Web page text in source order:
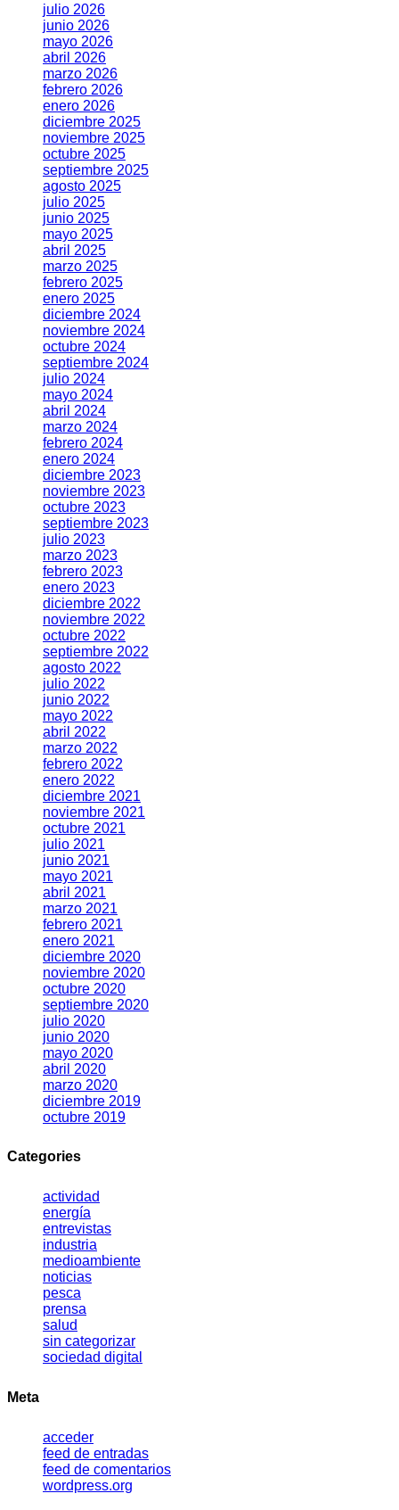
julio 2026
junio 2026
mayo 2026
abril 2026
marzo 2026
febrero 2026
enero 2026
diciembre 2025
noviembre 2025
octubre 2025
septiembre 2025
agosto 2025
julio 2025
junio 2025
mayo 2025
abril 2025
marzo 2025
febrero 2025
enero 2025
diciembre 2024
noviembre 2024
octubre 2024
septiembre 2024
julio 2024
mayo 2024
abril 2024
marzo 2024
febrero 2024
enero 2024
diciembre 2023
noviembre 2023
octubre 2023
septiembre 2023
julio 2023
marzo 2023
febrero 2023
enero 2023
diciembre 2022
noviembre 2022
octubre 2022
septiembre 2022
agosto 2022
julio 2022
junio 2022
mayo 2022
abril 2022
marzo 2022
febrero 2022
enero 2022
diciembre 2021
noviembre 2021
octubre 2021
julio 2021
junio 2021
mayo 2021
abril 2021
marzo 2021
febrero 2021
enero 2021
diciembre 2020
noviembre 2020
octubre 2020
septiembre 2020
julio 2020
junio 2020
mayo 2020
abril 2020
marzo 2020
diciembre 2019
octubre 2019
Categories
actividad
energía
entrevistas
industria
medioambiente
noticias
pesca
prensa
salud
sin categorizar
sociedad digital
Meta
acceder
feed de entradas
feed de comentarios
wordpress.org